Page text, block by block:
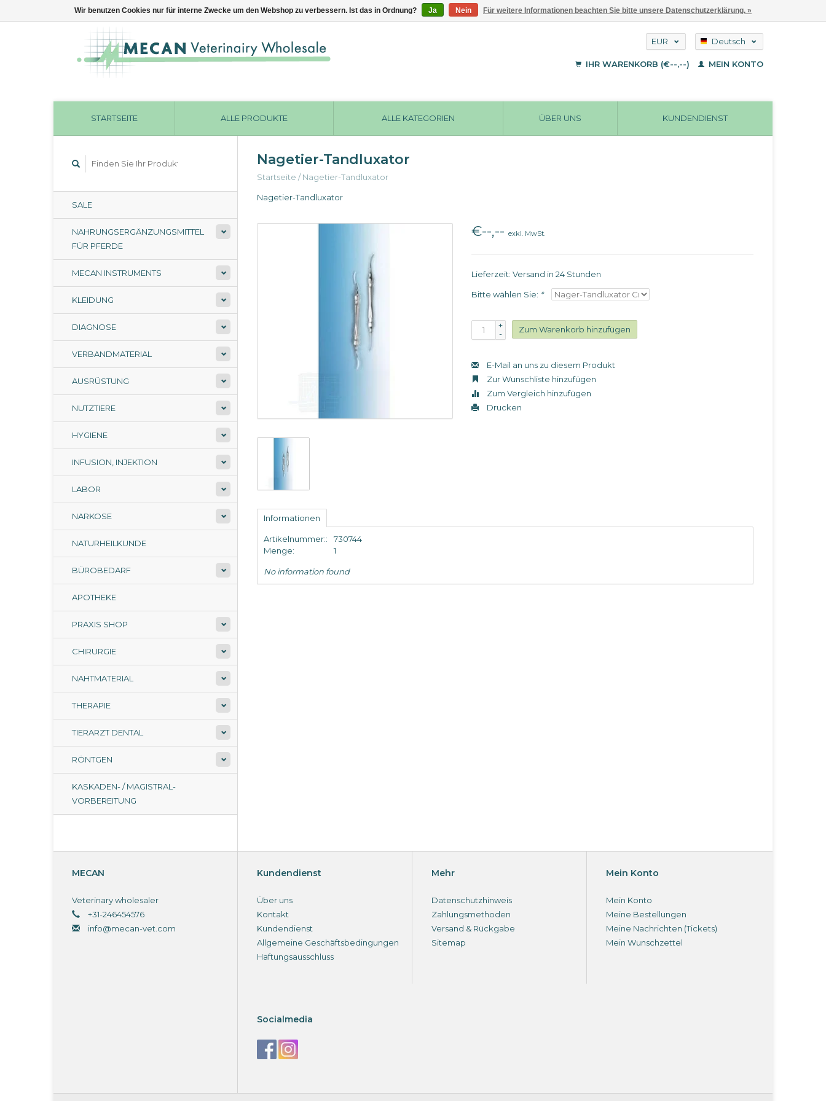
EUR
USD
Deutsch
Français
IHR WARENKORB (€--,--) MEIN KONTO
STARTSEITE ALLE PRODUKTE ALLE KATEGORIEN ÜBER UNS KUNDENDIENST
SALE
NAHRUNGSERGÄNZUNGSMITTEL
FÜR PFERDE
MECAN INSTRUMENTS
KLEIDUNG
DIAGNOSE
VERBANDMATERIAL
AUSRÜSTUNG
NUTZTIERE
HYGIENE
INFUSION, INJEKTION
LABOR
NARKOSE
NATURHEILKUNDE
BÜROBEDARF
APOTHEKE
PRAXIS SHOP
CHIRURGIE
NAHTMATERIAL
THERAPIE
TIERARZT DENTAL
RÖNTGEN
KASKADEN- / MAGISTRAL-
VORBEREITUNG
Nagetier-Tandluxator
Startseite /Nagetier-Tandluxator
Nagetier-Tandluxator
€--,--exkl. MwSt.
Lieferzeit: Versand in 24 Stunden
Bitte wählen Sie: *
+
-
Zum Warenkorb hinzufügen
E-Mail an uns zu diesem Produkt
Zur Wunschliste hinzufügen
Zum Vergleich hinzufügen
Drucken
Informationen
Artikelnummer::
730744
Menge:
1
No information found
MECAN
Veterinary wholesaler
+31-246454576
info@mecan-vet.com
Kundendienst
Über uns
Kontakt
Kundendienst
Allgemeine Geschäftsbedingungen
Haftungsausschluss
Mehr
Datenschutzhinweis
Zahlungsmethoden
Versand & Rückgabe
Sitemap
Mein Konto
Mein Konto
Meine Bestellungen
Meine Nachrichten (Tickets)
Mein Wunschzettel
Socialmedia
Wir benutzen Cookies nur für interne Zwecke um den Webshop zu verbessern. Ist das in Ordnung? Ja Nein Für weitere Informationen beachten Sie bitte unsere Datenschutzerklärung. »